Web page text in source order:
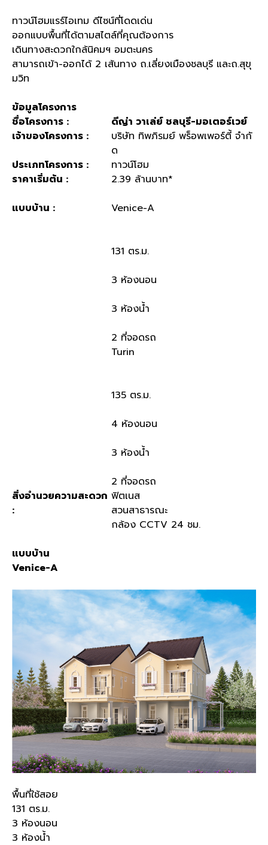
ทาวน์โฮมแรร์ไอเทม ดีไซน์ที่โดดเด่น
ออกแบบพื้นที่ได้ตามสไตล์ที่คุณต้องการ
เดินทางสะดวกใกล้นิคมฯ อมตะนคร
สามารถเข้า-ออกได้2 เส้นทาง ถ.เลี่ยงเมืองชลบุรี และถ.สุขุ
มวิท
ข้อมูลโครงการ
ชื่อโครงการ : ดีญ่า วาเล่ย์ ชลบุรี-มอเตอร์เวย์
เจ้าของโครงการ :
บริษัท ทิพภิรมย์ พร็อพเพอร์ตี้ จำกั
ด
ประเภทโครงการ :
ทาวน์โฮม
ราคาเริ่มต้น : 2.39 ล้านบาท*
แบบบ้าน : Venice-A
131 ตร.ม.
3 ห้องนอน
3 ห้องน้ำ
2 ที่จอดรถ
Turin
135 ตร.ม.
4 ห้องนอน
3 ห้องน้ำ
2 ที่จอดรถ
สิ่งอำนวยความสะดวก
:
ฟิตเนส
สวนสาธารณะ
กล้อง CCTV 24 ชม.
แบบบ้าน
Venice-A
พื้นที่ใช้สอย
131 ตร.ม.
3 ห้องนอน
3 ห้องน้ำ